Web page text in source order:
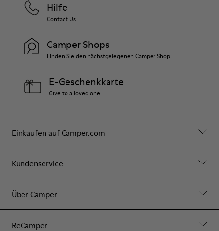
Einkaufen auf Camper.com
Kundenservice
Über Camper
ReCamper
Hilfe
Contact Us
Camper Shops
Finden Sie den nächstgelegenen Camper Shop
E-Geschenkkarte
Give to a loved one